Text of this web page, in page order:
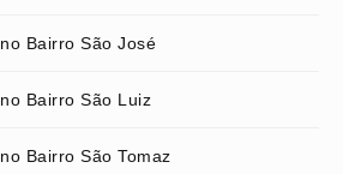
Bairro São José
Bairro São Luiz
Bairro São Tomaz